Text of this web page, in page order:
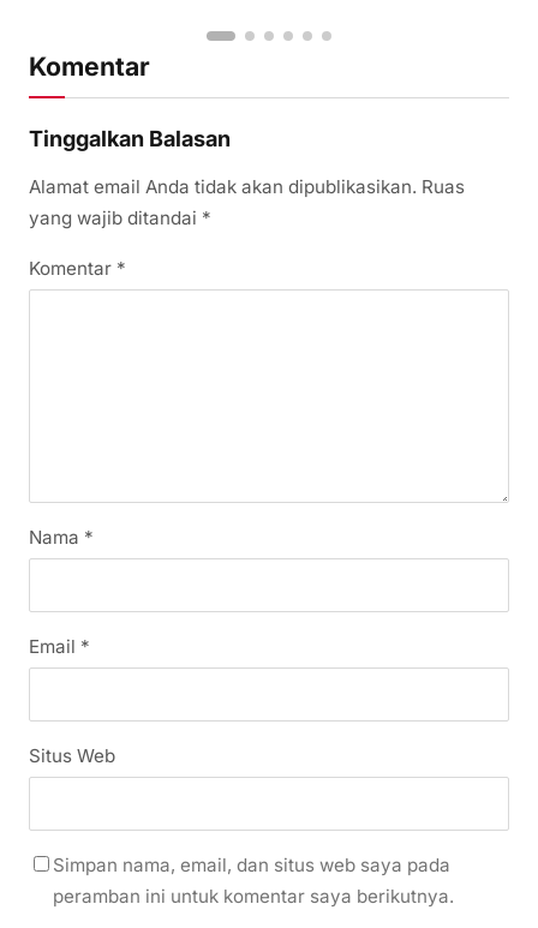
Komentar
Tinggalkan Balasan
Alamat email Anda tidak akan dipublikasikan. Ruas
yang wajib ditandai *
Komentar *
Nama *
Email *
Situs Web
Simpan nama, email, dan situs web saya pada
peramban ini untuk komentar saya berikutnya.